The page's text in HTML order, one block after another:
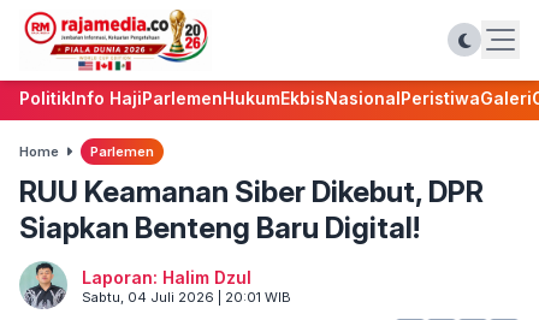
PolitikInfo HajiParlemenHukumEkbisNasionalPeristiwaGaleri
Home Parlemen
RUU Keamanan Siber Dikebut, DPR
Siapkan Benteng Baru Digital!
Laporan: Halim Dzul
Sabtu, 04 Juli 2026 | 20:01 WIB